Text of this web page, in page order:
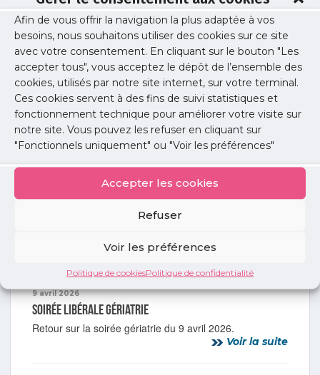
Afin de vous offrir la navigation la plus adaptée à vos
besoins, nous souhaitons utiliser des cookies sur ce site
avec votre consentement. En cliquant sur le bouton "Les
accepter tous", vous acceptez le dépôt de l’ensemble des
cookies, utilisés par notre site internet, sur votre terminal.
Ces cookies servent à des fins de suivi statistiques et
fonctionnement technique pour améliorer votre visite sur
notre site. Vous pouvez les refuser en cliquant sur
"Fonctionnels uniquement" ou "Voir les préférences"
Accepter les cookies
Refuser
Voir les préférences
Politique de cookiesPolitique de confidentialité
Soirée libérale gynécologie médicale
Retour sur la soirée gynécologie médicale du 17 juin
2026
Voir la suite
Webinaire « Certification périodique : mode d’emploi »
9 avril 2026
Soirée libérale gériatrie
Retour sur la soirée gériatrie du 9 avril 2026.
Voir la suite